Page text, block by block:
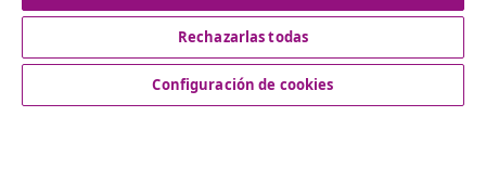
Servicio al Cliente
Rechazarlas todas
Configuración de cookies